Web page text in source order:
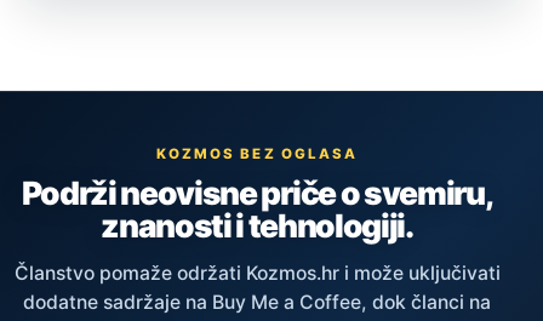
KOZMOS BEZ OGLASA
Podrži neovisne priče o svemiru,
znanosti i tehnologiji.
Članstvo pomaže održati Kozmos.hr i može uključivati
dodatne sadržaje na Buy Me a Coffee, dok članci na